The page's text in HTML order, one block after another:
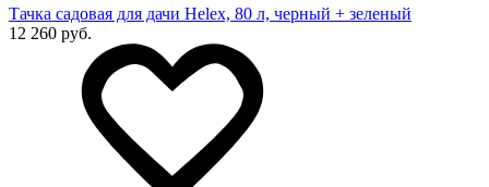
Тачка садовая для дачи Helex, 80 л, черный + зеленый
12 260 руб.